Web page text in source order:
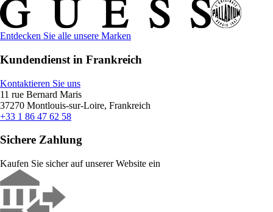
Entdecken Sie alle unsere Marken
Kundendienst in Frankreich
Kontaktieren Sie uns
11 rue Bernard Maris
37270 Montlouis-sur-Loire, Frankreich
+33 1 86 47 62 58
Sichere Zahlung
Kaufen Sie sicher auf unserer Website ein